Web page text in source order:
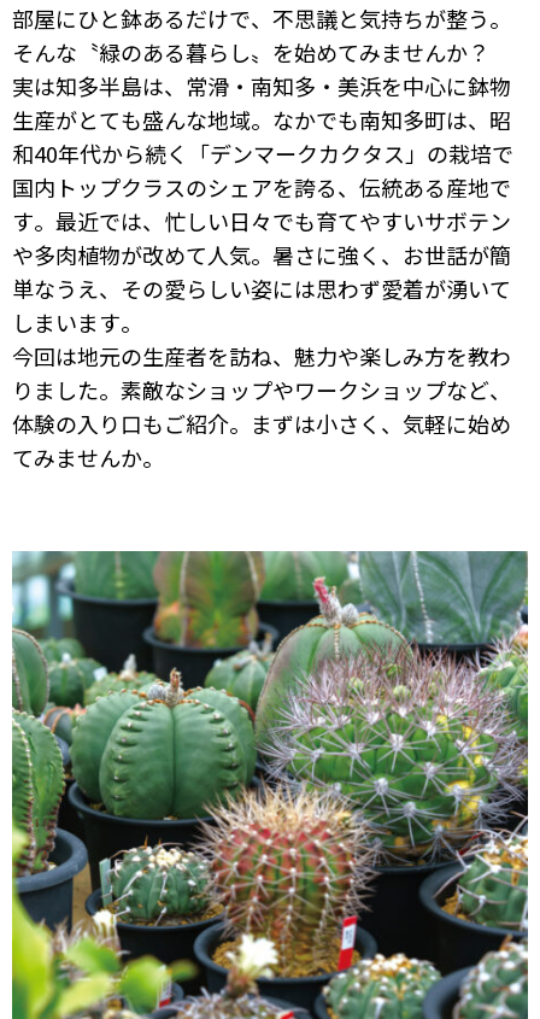
部屋にひと鉢あるだけで、不思議と気持ちが整う。
そんな〝緑のある暮らし〟を始めてみませんか？
実は知多半島は、常滑・南知多・美浜を中心に鉢物
生産がとても盛んな地域。なかでも南知多町は、昭
和40年代から続く「デンマークカクタス」の栽培で
国内トップクラスのシェアを誇る、伝統ある産地で
す。最近では、忙しい日々でも育てやすいサボテン
や多肉植物が改めて人気。暑さに強く、お世話が簡
単なうえ、その愛らしい姿には思わず愛着が湧いて
しまいます。
今回は地元の生産者を訪ね、魅力や楽しみ方を教わ
りました。素敵なショップやワークショップなど、
体験の入り口もご紹介。まずは小さく、気軽に始め
てみませんか。